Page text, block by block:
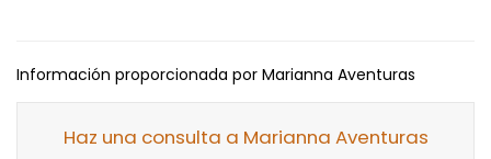
Información proporcionada por Marianna Aventuras
Haz una consulta a Marianna Aventuras